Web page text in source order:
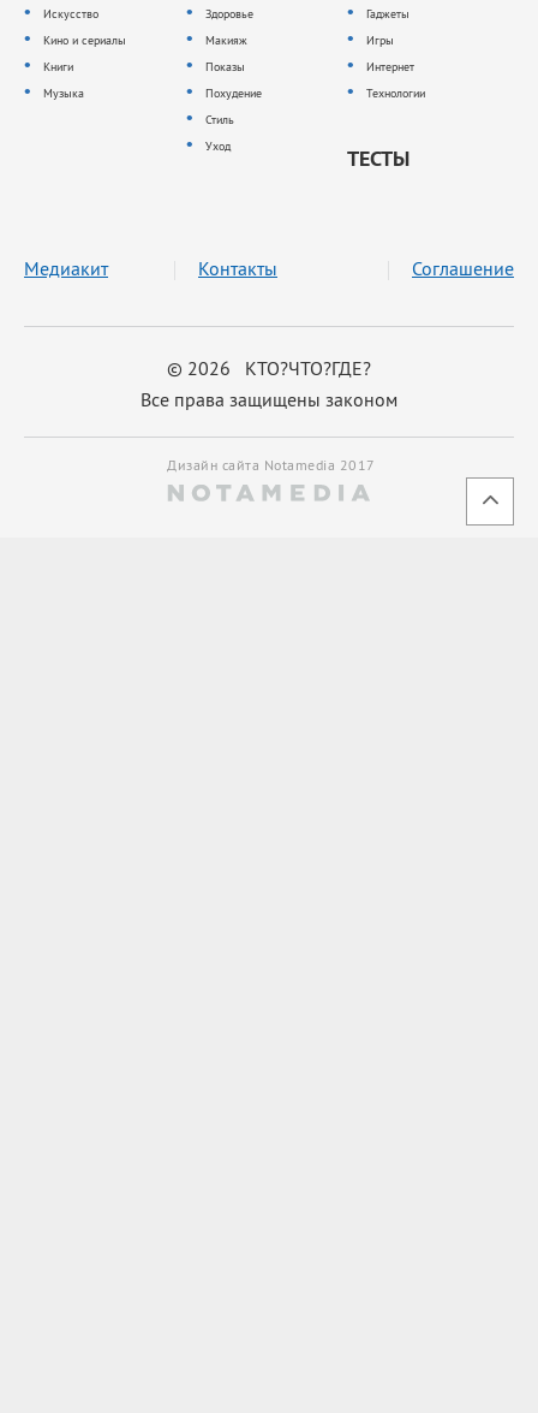
Искусство
Кино и сериалы
Книги
Музыка
Здоровье
Макияж
Показы
Похудение
Стиль
Уход
Гаджеты
Игры
Интернет
Технологии
ТЕСТЫ
© 2026 КТО?ЧТО?ГДЕ?
Все права защищены законом
Медиакит Контакты Соглашение
Дизайн сайта Notamedia 2017